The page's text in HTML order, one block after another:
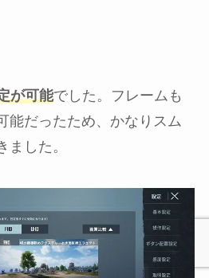
が可能でした。フレームも
能だったため、かなりスム
ました。